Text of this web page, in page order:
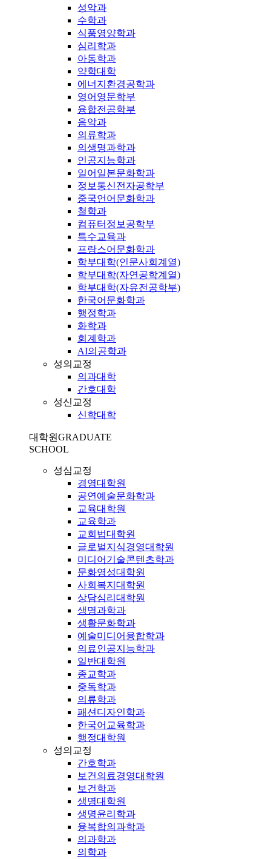
성악과
수학과
식품영양학과
심리학과
아동학과
약학대학
에너지환경공학과
영어영문학부
융합전공학부
음악과
의류학과
의생명과학과
인공지능학과
일어일본문화학과
정보통신전자공학부
중국언어문화학과
철학과
컴퓨터정보공학부
특수교육과
프랑스어문화학과
학부대학(인문사회계열)
학부대학(자연공학계열)
학부대학(자유전공학부)
한국어문화학과
행정학과
화학과
회계학과
AI의공학과
성의교정
의과대학
간호대학
성신교정
신학대학
대학원GRADUATE
SCHOOL
성심교정
경영대학원
공연예술문화학과
교육대학원
교육학과
교회법대학원
글로벌지식경영대학원
미디어기술콘텐츠학과
문화영성대학원
사회복지대학원
상담심리대학원
생명과학과
생활문화학과
예술미디어융합학과
의료인공지능학과
일반대학원
종교학과
중독학과
의류학과
패션디자인학과
한국어교육학과
행정대학원
성의교정
간호학과
보건의료경영대학원
보건학과
생명대학원
생명윤리학과
융복합의과학과
의과학과
의학과